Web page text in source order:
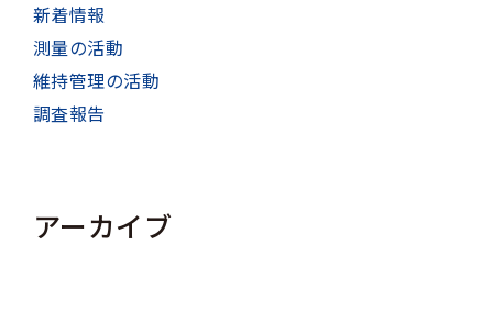
新着情報
測量の活動
維持管理の活動
調査報告
アーカイブ